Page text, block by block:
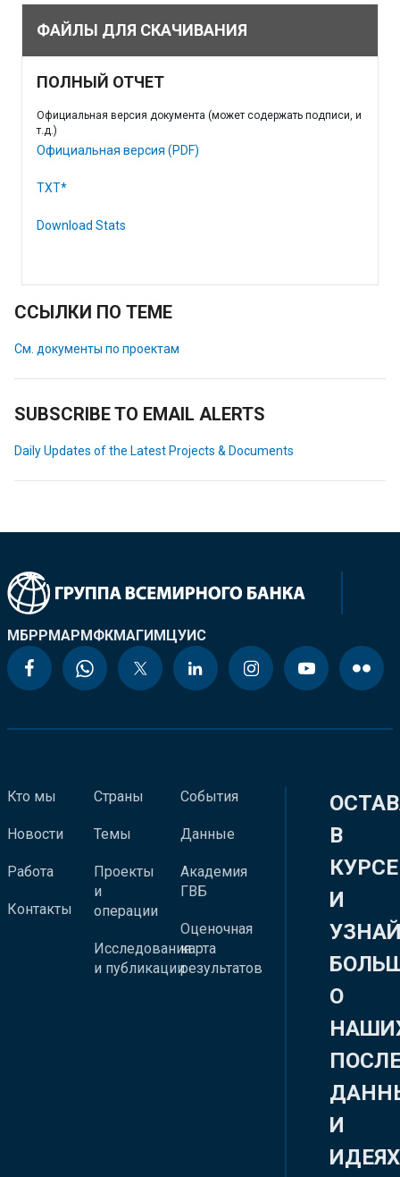
ФАЙЛЫ ДЛЯ СКАЧИВАНИЯ
ПОЛНЫЙ ОТЧЕТ
Официальная версия документа (может содержать подписи, и
т.д.)
Официальная версия (PDF)
TXT*
Download Stats
ССЫЛКИ ПО ТЕМЕ
См. документы по проектам
SUBSCRIBE TO EMAIL ALERTS
Daily Updates of the Latest Projects & Documents
МБРРМАРМФКМАГИМЦУИС
Кто мы
Новости
Работа
Контакты
Страны
Темы
Проекты
и
операции
Исследования
и публикации
События
Данные
Академия
ГВБ
Оценочная
карта
результатов
В
КУРСЕ
И
О
И
ИДЕЯХ